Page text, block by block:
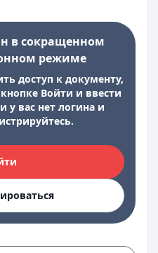
в сокращенном
режиме
доступ к документу,
Войти и ввести
у вас нет логина и